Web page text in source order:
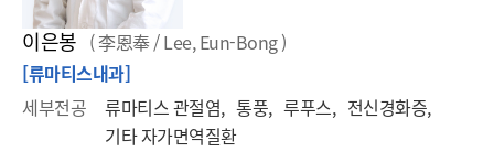
이은봉 ( 李恩奉 / Lee, Eun-Bong )
[류마티스내과]
세부전공
류마티스 관절염, 통풍, 루푸스, 전신경화증,
기타 자가면역질환